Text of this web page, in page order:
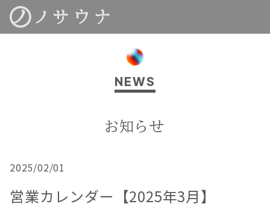
NEWS
お知らせ
2025/02/01
営業カレンダー【2025年3月】